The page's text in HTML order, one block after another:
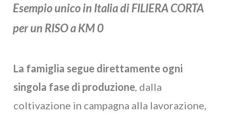
Esempio unico in Italia di FILIERA CORTA
per un RISO a KM 0
La famiglia segue direttamente ogni
singola fase di produzione , dalla
coltivazione in campagna alla lavorazione,